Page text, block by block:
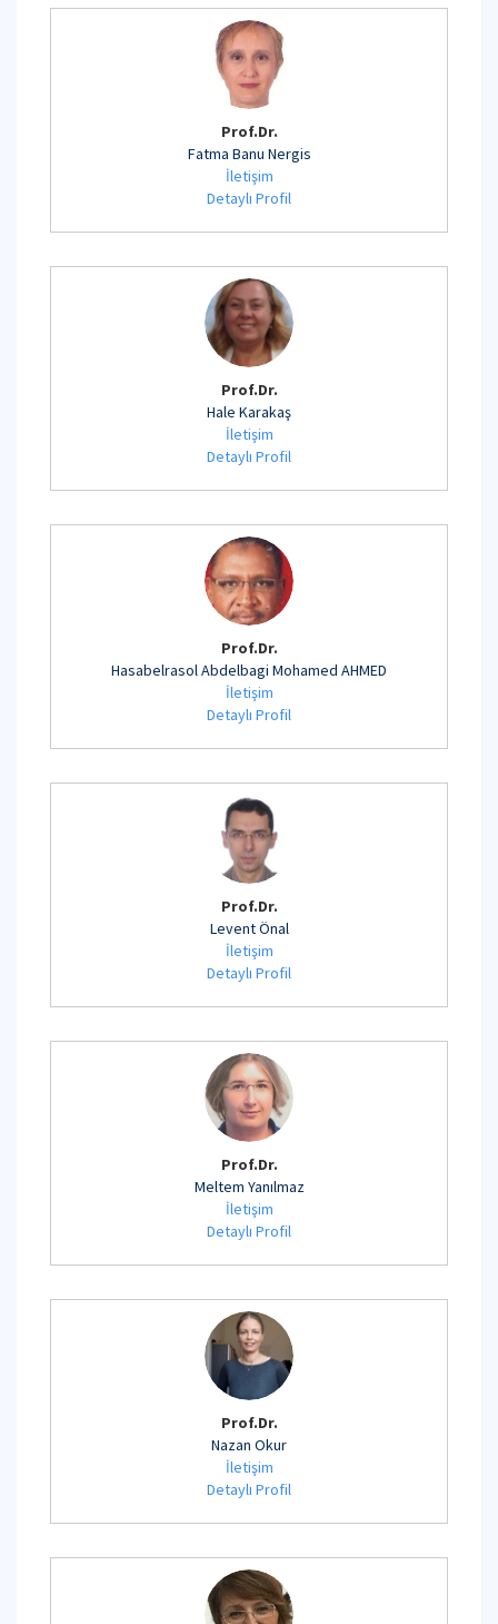
Prof.Dr.
Fatma Banu Nergis
İletişim
Detaylı Profil
Prof.Dr.
Hale Karakaş
İletişim
Detaylı Profil
Prof.Dr.
Hasabelrasol Abdelbagi Mohamed AHMED
İletişim
Detaylı Profil
Prof.Dr.
Levent Önal
İletişim
Detaylı Profil
Prof.Dr.
Meltem Yanılmaz
İletişim
Detaylı Profil
Prof.Dr.
Nazan Okur
İletişim
Detaylı Profil